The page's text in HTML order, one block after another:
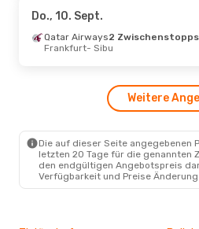
Do., 10. Sept.
Qatar Airways2 Zwischenstopps
Frankfurt- Sibu
Weitere
Die auf dieser Seite angegebenen
letzten 20 Tage für die genannten
den endgültigen Angebotspreis
Verfügbarkeit und Preise